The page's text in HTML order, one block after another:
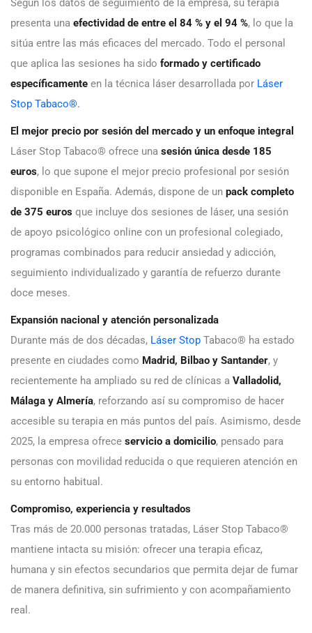
presenta una efectividad de entre el 84 % y el 94 %, lo que la
sitúa entre las más eficaces del mercado. Todo el personal
que aplica las sesiones ha sido formado y certificado
específicamente en la técnica láser desarrollada por Láser
Stop Tabaco®.
El mejor precio por sesión del mercado y un enfoque integral
Láser Stop Tabaco® ofrece una sesión única desde 185
euros, lo que supone el mejor precio profesional por sesión
disponible en España. Además, dispone de un pack completo
de 375 euros que incluye dos sesiones de láser, una sesión
de apoyo psicológico online con un profesional colegiado,
programas combinados para reducir ansiedad y adicción,
seguimiento individualizado y garantía de refuerzo durante
doce meses.
Expansión nacional y atención personalizada
Durante más de dos décadas, Láser Stop Tabaco® ha estado
presente en ciudades como Madrid, Bilbao y Santander, y
recientemente ha ampliado su red de clínicas a Valladolid,
Málaga y Almería, reforzando así su compromiso de hacer
accesible su terapia en más puntos del país. Asimismo, desde
2025, la empresa ofrece servicio a domicilio, pensado para
personas con movilidad reducida o que requieren atención en
su entorno habitual.
Compromiso, experiencia y resultados
Tras más de 20.000 personas tratadas, Láser Stop Tabaco®
mantiene intacta su misión: ofrecer una terapia eficaz,
humana y sin efectos secundarios que permita dejar de fumar
de manera definitiva, sin sufrimiento y con acompañamiento
real.